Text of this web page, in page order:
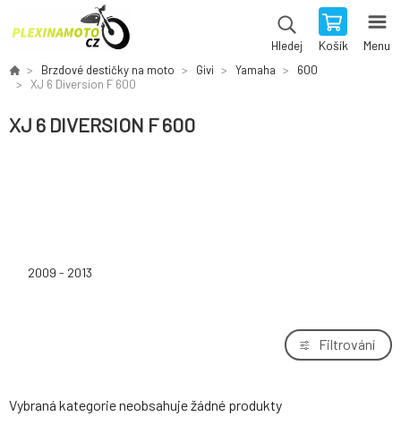
Hledej Košík Menu
Brzdové destičky na moto Givi Yamaha
600
XJ 6 Diversion F 600
XJ 6 DIVERSION F 600
2009 - 2013
Filtrování
Vybraná kategorie neobsahuje žádné produkty